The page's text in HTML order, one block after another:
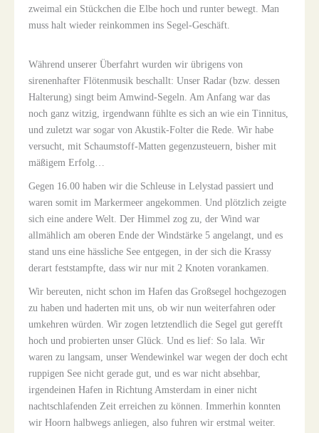
zweimal ein Stückchen die Elbe hoch und runter bewegt. Man
muss halt wieder reinkommen ins Segel-Geschäft.
Während unserer Überfahrt wurden wir übrigens von
sirenenhafter Flötenmusik beschallt: Unser Radar (bzw. dessen
Halterung) singt beim Amwind-Segeln. Am Anfang war das
noch ganz witzig, irgendwann fühlte es sich an wie ein Tinnitus,
und zuletzt war sogar von Akustik-Folter die Rede. Wir habe
versucht, mit Schaumstoff-Matten gegenzusteuern, bisher mit
mäßigem Erfolg…
Gegen 16.00 haben wir die Schleuse in Lelystad passiert und
waren somit im Markermeer angekommen. Und plötzlich zeigte
sich eine andere Welt. Der Himmel zog zu, der Wind war
allmählich am oberen Ende der Windstärke 5 angelangt, und es
stand uns eine hässliche See entgegen, in der sich die Krassy
derart feststampfte, dass wir nur mit 2 Knoten vorankamen.
Wir bereuten, nicht schon im Hafen das Großsegel hochgezogen
zu haben und haderten mit uns, ob wir nun weiterfahren oder
umkehren würden. Wir zogen letztendlich die Segel gut gerefft
hoch und probierten unser Glück. Und es lief: So lala. Wir
waren zu langsam, unser Wendewinkel war wegen der doch echt
ruppigen See nicht gerade gut, und es war nicht absehbar,
irgendeinen Hafen in Richtung Amsterdam in einer nicht
nachtschlafenden Zeit erreichen zu können. Immerhin konnten
wir Hoorn halbwegs anliegen, also fuhren wir erstmal weiter.